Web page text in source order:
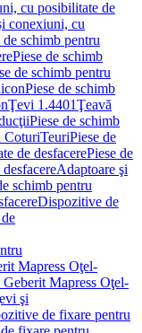
cu posibilitate de
conexiuni, cu
de schimb pentru
Piese de schimb
de schimb pentru
Piese de schimb
Ţevi 1.4401Ţeavă
Piese de schimb
CoturiTeuriPiese de
de desfacerePiese de
Adaptoare şi
schimb pentru
Dispozitive de
Mapress Oţel-
Mapress Oţel-
şi
de fixare pentru